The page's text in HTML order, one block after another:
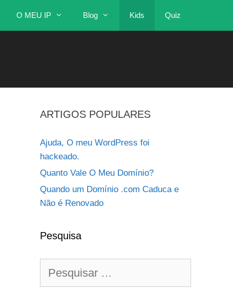
O MEU IP Blog Kids Quiz
ARTIGOS POPULARES
Ajuda, O meu WordPress foi
hackeado.
Quanto Vale O Meu Domínio?
Quando um Domínio .com Caduca e
Não é Renovado
Pesquisa
por: